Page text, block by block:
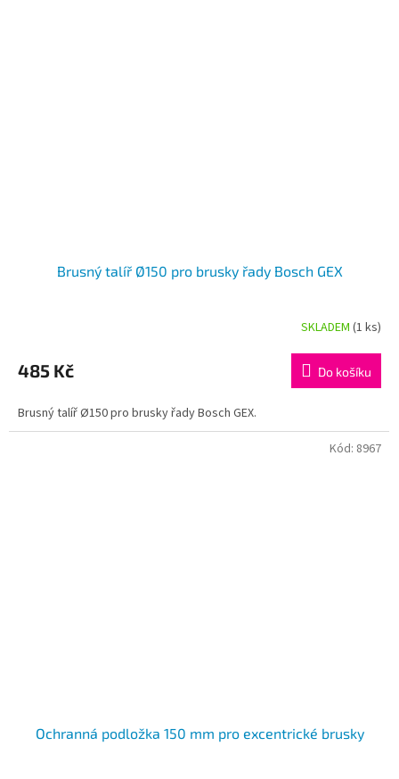
Brusný talíř Ø150 pro brusky řady Bosch GEX
SKLADEM (1 ks)
485 Kč Do košíku
Brusný talíř Ø150 pro brusky řady Bosch GEX.
Ochranná podložka 150 mm pro excentrické brusky
Kód: 8967